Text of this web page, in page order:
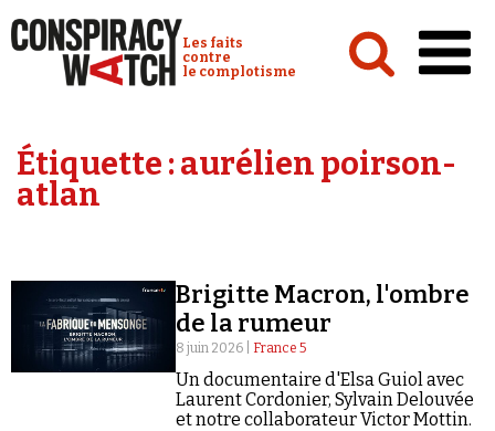
Conspiracy Watch :
Les faits
contre
le complotisme
Analyses
Émissions
Revues de presse
Étiquette :aurélien poirson-
atlan
Brigitte Macron, l'ombre
de la rumeur
8 juin 2026 | France 5
Un documentaire d'Elsa Guiol avec
Laurent Cordonier, Sylvain Delouvée
et notre collaborateur Victor Mottin.